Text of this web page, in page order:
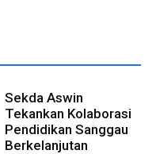
Sekda Aswin
Tekankan Kolaborasi
Pendidikan Sanggau
Berkelanjutan